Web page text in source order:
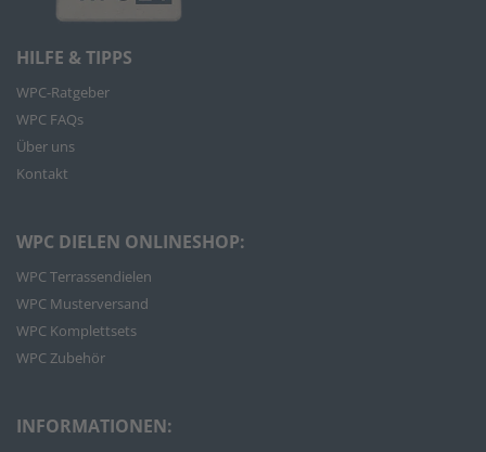
HILFE & TIPPS
WPC-Ratgeber
WPC FAQs
Über uns
Kontakt
WPC DIELEN ONLINESHOP:
WPC Terrassendielen
WPC Musterversand
WPC Komplettsets
WPC Zubehör
INFORMATIONEN: